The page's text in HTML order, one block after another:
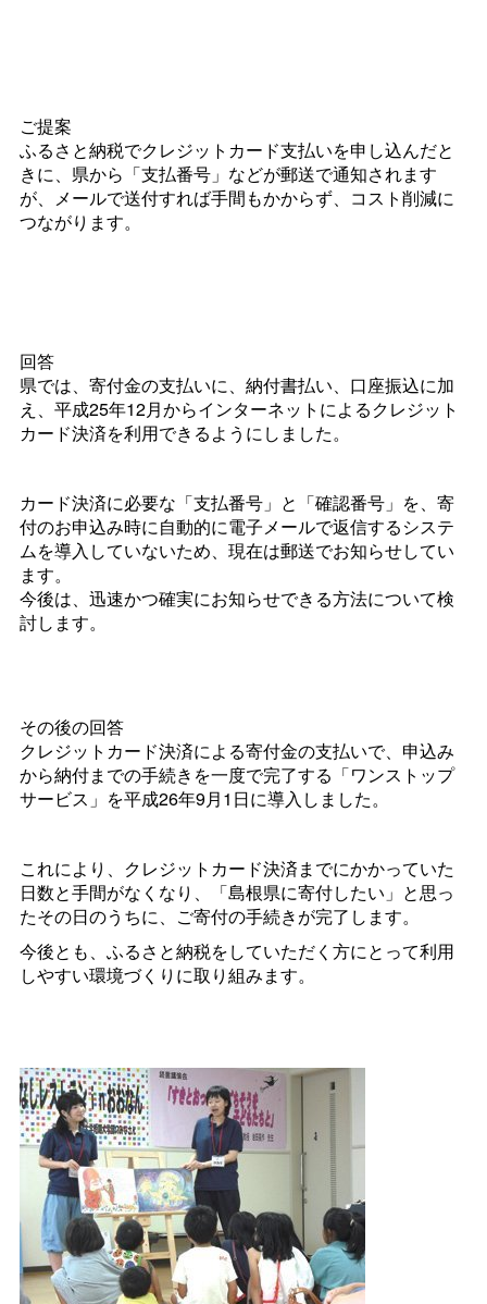
ご提案
ふるさと納税でクレジットカード支払いを申し込んだと
きに、県から「支払番号」などが郵送で通知されます
が、メールで送付すれば手間もかからず、コスト削減に
つながります。
回答
県では、寄付金の支払いに、納付書払い、口座振込に加
え、平成25年12月からインターネットによるクレジット
カード決済を利用できるようにしました。
カード決済に必要な「支払番号」と「確認番号」を、寄
付のお申込み時に自動的に電子メールで返信するシステ
ムを導入していないため、現在は郵送でお知らせしてい
ます。
今後は、迅速かつ確実にお知らせできる方法について検
討します。
その後の回答
クレジットカード決済による寄付金の支払いで、申込み
から納付までの手続きを一度で完了する「ワンストップ
サービス」を平成26年9月1日に導入しました。
これにより、クレジットカード決済までにかかっていた
日数と手間がなくなり、「島根県に寄付したい」と思っ
たその日のうちに、ご寄付の手続きが完了します。
今後とも、ふるさと納税をしていただく方にとって利用
しやすい環境づくりに取り組みます。